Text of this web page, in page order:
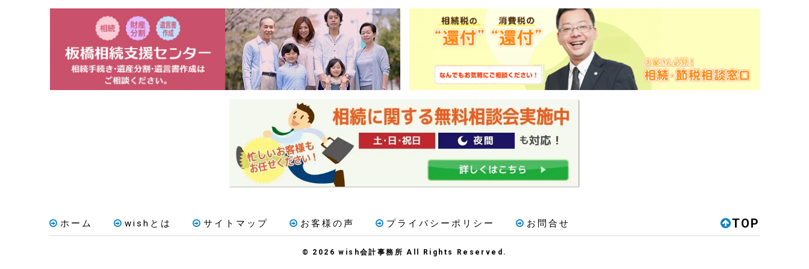
ホーム wishとは サイトマップ お客様の声 プライバシーポリシー お問合せ TOP
© 2026 wish会計事務所 All Rights Reserved.